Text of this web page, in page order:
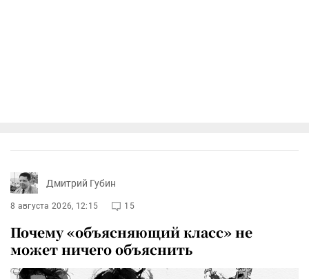
Дмитрий Губин
8 августа 2026, 12:15 15
Почему «объясняющий класс» не
может ничего объяснить